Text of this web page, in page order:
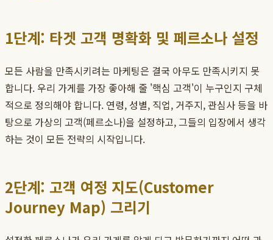
1단계: 타겟 고객 명확화 및 페르소나 설정
모든 사람을 만족시키려는 마케팅은 결국 아무도 만족시키지 못
합니다. 우리 가게를 가장 좋아해 줄 '핵심 고객'이 누구인지 구체
적으로 정의해야 합니다. 연령, 성별, 직업, 거주지, 관심사 등을 바
탕으로 가상의 고객(페르소나)을 설정하고, 그들의 입장에서 생각
하는 것이 모든 전략의 시작입니다.
2단계: 고객 여정 지도(Customer
Journey Map) 그리기